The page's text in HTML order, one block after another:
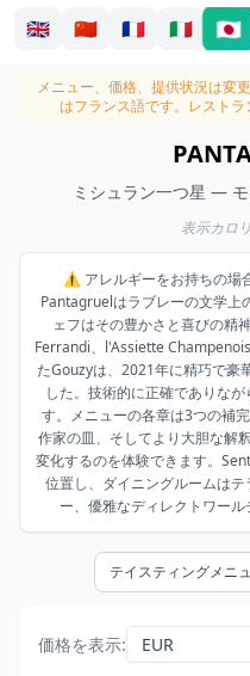
🇬🇧 🇨🇳 🇫🇷 🇮🇹 🇯🇵
メニュー、価格、提供状況は変
はフランス語です。レストラ
ミシュラン一つ星 —
表示カロ
⚠️ アレルギーをお持ちの場
Pantagruelはラブレーの文学上
ェフはその豊かさと喜びの精
Ferrandi、l'Assiette
たGouzyは、2021年に精巧で豪
した。技術的に正確でありな
す。メニューの各章は3つの補
作家の皿、そしてより大胆な
変化するのを体験できます。
位置し、ダイニングルームは
ー、優雅なディレクトワール
テイスティングメニ
価格を表示: